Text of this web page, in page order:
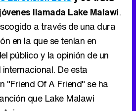
llamada Lake Malawi.
a través de una dura
en la que se tenían en
público y la opinión de un
De esta
"Friend Of A Friend" se ha
que Lake Malawi